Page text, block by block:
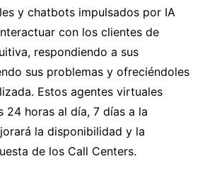
y chatbots impulsados por IA
con los clientes de
respondiendo a sus
sus problemas y ofreciéndoles
Estos agentes virtuales
24 horas al día, 7 días a la
la disponibilidad y la
de los Call Centers.